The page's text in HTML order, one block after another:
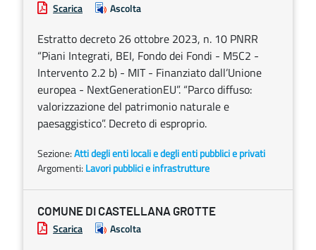
Scarica Ascolta
Estratto decreto 26 ottobre 2023, n. 10 PNRR
“Piani Integrati, BEI, Fondo dei Fondi - M5C2 -
Intervento 2.2 b) - MIT - Finanziato dall’Unione
europea - NextGenerationEU”. “Parco diffuso:
valorizzazione del patrimonio naturale e
paesaggistico”. Decreto di esproprio.
Sezione:Atti degli enti locali e degli enti pubblici e privati
Argomenti: Lavori pubblici e infrastrutture
COMUNE DI CASTELLANA GROTTE
Scarica Ascolta